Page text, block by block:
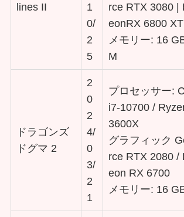
lines II
1
0/
2
5
rce RTX 3080 |
eonRX 6800 XT
メモリー: 16
M
ドラゴンズ
ドグマ 2
2
0
2
4/
0
3/
2
1
プロセッサー:
i7-10700 /
3600X
グラフィック
rce RTX 2080 /
eon RX 6700
メモリー: 16